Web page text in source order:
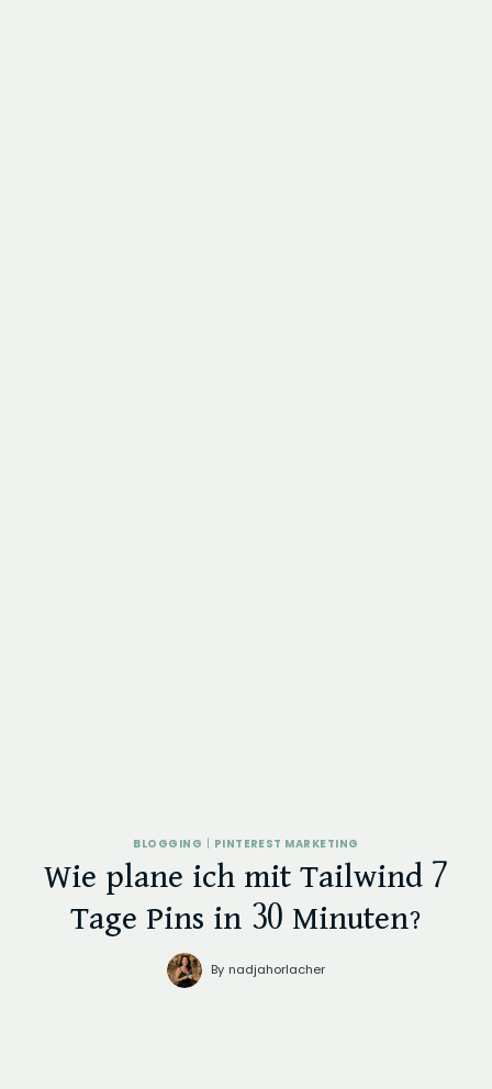
BLOGGING | PINTEREST MARKETING
Wie plane ich mit Tailwind 7
Tage Pins in 30 Minuten?
By nadjahorlacher